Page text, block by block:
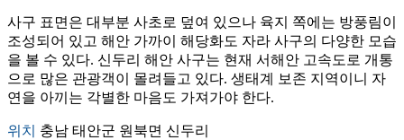
사구 표면은 대부분 사초로 덮여 있으나 육지 쪽에는 방풍림이
조성되어 있고 해안 가까이 해당화도 자라 사구의 다양한 모습
을 볼 수 있다. 신두리 해안 사구는 현재 서해안 고속도로 개통
으로 많은 관광객이 몰려들고 있다. 생태계 보존 지역이니 자
연을 아끼는 각별한 마음도 가져가야 한다.
위치 충남 태안군 원북면 신두리